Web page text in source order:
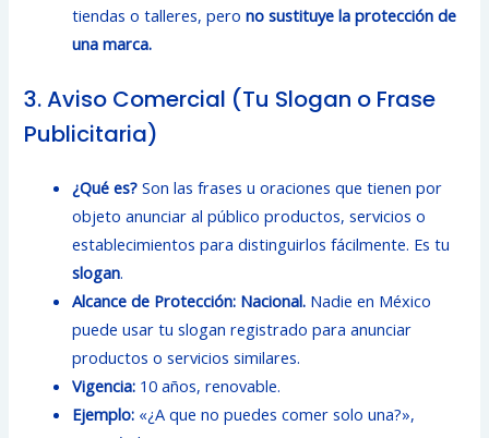
tiendas o talleres, perono sustituye la protección de
una marca.
3. Aviso Comercial (Tu Slogan o Frase
Publicitaria)
¿Qué es? Son las frases u oraciones que tienen por
objeto anunciar al público productos, servicios o
establecimientos para distinguirlos fácilmente. Es tu
slogan.
Alcance de Protección: Nacional. Nadie en México
puede usar tu slogan registrado para anunciar
productos o servicios similares.
Vigencia: 10 años, renovable.
Ejemplo: «¿A que no puedes comer solo una?»,